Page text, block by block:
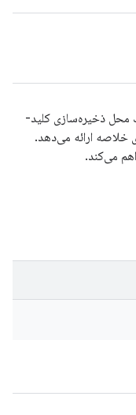
محل ذخیره‌سازی کلید-
خلاصه ارائه می‌دهد.
می‌کند.